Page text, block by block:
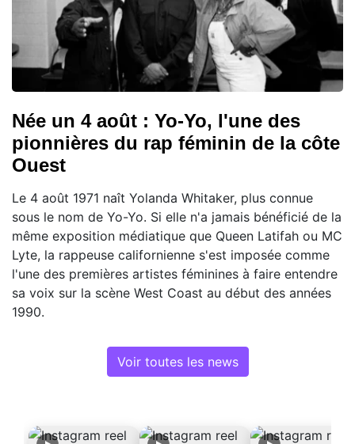
Née un 4 août : Yo-Yo, l'une des
pionnières du rap féminin de la côte
Ouest
Le 4 août 1971 naît Yolanda Whitaker, plus connue
sous le nom de Yo-Yo. Si elle n'a jamais bénéficié de la
même exposition médiatique que Queen Latifah ou MC
Lyte, la rappeuse californienne s'est imposée comme
l'une des premières artistes féminines à faire entendre
sa voix sur la scène West Coast au début des années
1990.
Voir toutes les news